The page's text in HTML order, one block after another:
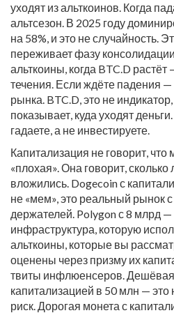
уходят из альткоинов. Когда
альтсезон. В 2025 году
на 58%, и это не случайность.
переживает фазу
альткоины, когда BTC.D
течения. Если ждёте падения
рынка. BTC.D,это не
показывает, куда уходят деньги
гадаете, а не инвестируете.
Капитализация не говорит,
«плохая». Она говорит,
вложились. Dogecoin с
не «мем», это реальный рынок
держателей. Polygon с 8 млрд
инфраструктура, которую
альткоины, которые вы
оценены через призму их
твиты инфлюенсеров.
капитализацией в 50 млн — это
риск. Дорогая монета с